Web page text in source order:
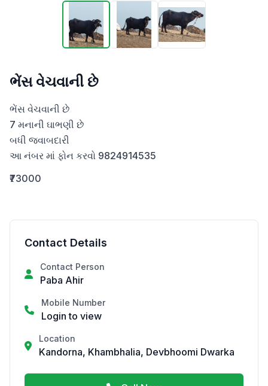
ભેંસ વેચવાની છે
ભેંસ વેચવાની છે
7 મનાની ઘાભણી છે
બધી જવાબદારી
આ નંબર માં ફોન કરવો 9824914535
₹73000
Contact Details
Contact Person
Paba Ahir
Mobile Number
Login to view
Location
Kandorna, Khambhalia, Devbhoomi Dwarka